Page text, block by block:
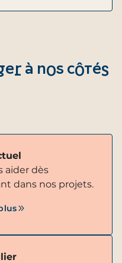
à nos côtés
aider dès
dans nos projets.